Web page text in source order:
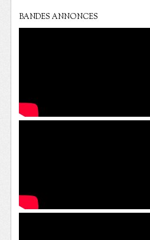
BANDES ANNONCES